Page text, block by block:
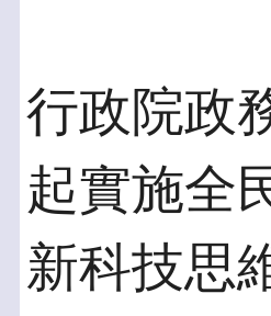
行政院政
起實施全
新科技思